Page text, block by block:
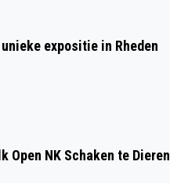
expositie in Rheden
Open NK Schaken te Dieren